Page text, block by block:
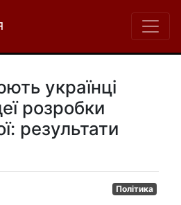
українці
розробки
результати
Політика